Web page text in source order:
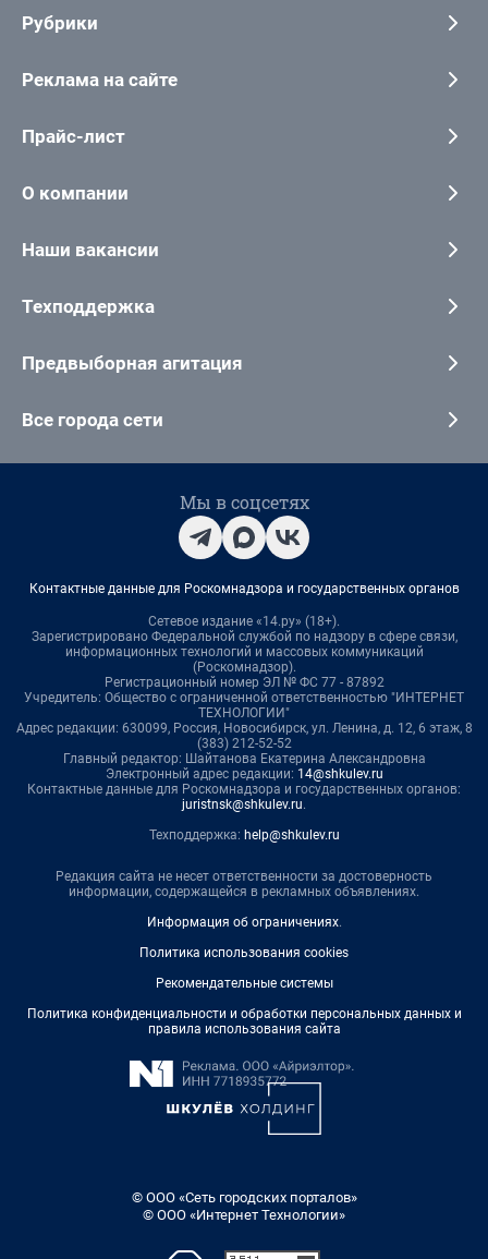
Рубрики
Реклама на сайте
Прайс-лист
О компании
Наши вакансии
Техподдержка
Предвыборная агитация
Все города сети
Мы в соцсетях
Контактные данные для Роскомнадзора и государственных органов
Сетевое издание «14.ру» (18+).
Зарегистрировано Федеральной службой по надзору в сфере связи,
информационных технологий и массовых коммуникаций
(Роскомнадзор).
Регистрационный номер ЭЛ № ФС 77 - 87892
Учредитель: Общество с ограниченной ответственностью "ИНТЕРНЕТ
ТЕХНОЛОГИИ"
Адрес редакции: 630099, Россия, Новосибирск, ул. Ленина, д. 12, 6 этаж, 8
(383) 212-52-52
Главный редактор: Шайтанова Екатерина Александровна
Электронный адрес редакции: 14@shkulev.ru
Контактные данные для Роскомнадзора и государственных органов:
juristnsk@shkulev.ru.
Техподдержка: help@shkulev.ru
Редакция сайта не несет ответственности за достоверность
информации, содержащейся в рекламных объявлениях.
Информация об ограничениях.
Политика использования cookies
Рекомендательные системы
Политика конфиденциальности и обработки персональных данных и
правила использования сайта
© ООО «Сеть городских порталов»
© ООО «Интернет Технологии»